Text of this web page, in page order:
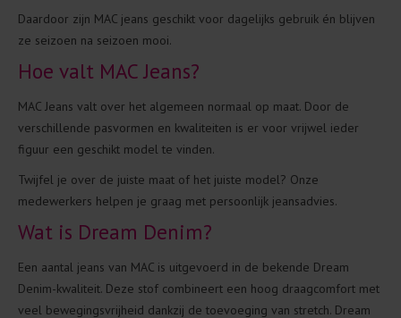
Daardoor zijn MAC jeans geschikt voor dagelijks gebruik én blijven
ze seizoen na seizoen mooi.
Hoe valt MAC Jeans?
MAC Jeans valt over het algemeen normaal op maat. Door de
verschillende pasvormen en kwaliteiten is er voor vrijwel ieder
figuur een geschikt model te vinden.
Twijfel je over de juiste maat of het juiste model? Onze
medewerkers helpen je graag met persoonlijk jeansadvies.
Wat is Dream Denim?
Een aantal jeans van MAC is uitgevoerd in de bekende Dream
Denim-kwaliteit. Deze stof combineert een hoog draagcomfort met
veel bewegingsvrijheid dankzij de toevoeging van stretch. Dream